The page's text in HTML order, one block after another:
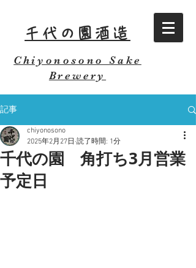
千代の園酒造
Chiyonosono Sake
Brewery
記事
千代の園 角打ち3月営業
予定日
chiyonosono
2025年2月27日 読了時間: 1分